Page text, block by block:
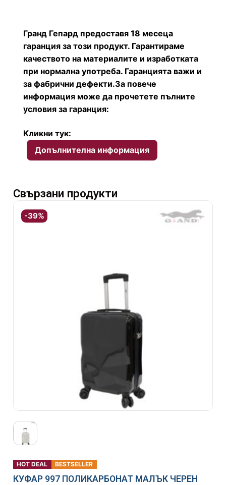
Гранд Гепард предоставя 18 месеца
гаранция за този продукт. Гарантираме
качеството на материалите и изработката
при нормална употреба. Гаранцията важи и
за фабрични дефекти.За повече
информация може да прочетете пълните
условия за гаранция:
Кликни тук:
Допълнителна информация
Свързани продукти
-39%
HOT DEAL BESTSELLER
КУФАР 997 ПОЛИКАРБОНАТ МАЛЪК ЧЕРЕН